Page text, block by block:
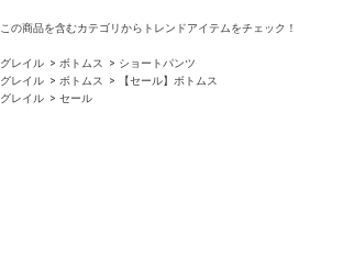
この商品を含むカテゴリからトレンドアイテムをチェック！
グレイル ボトムス
ショートパンツ
グレイル
ボトムス
【セール】ボトムス
グレイル
セール